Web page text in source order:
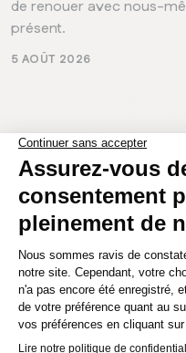
de renouer avec nous-
présent.
5 AOÛT 2026